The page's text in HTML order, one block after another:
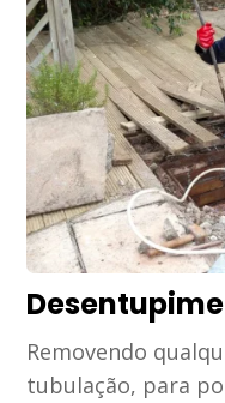
Removendo
tubulação, para